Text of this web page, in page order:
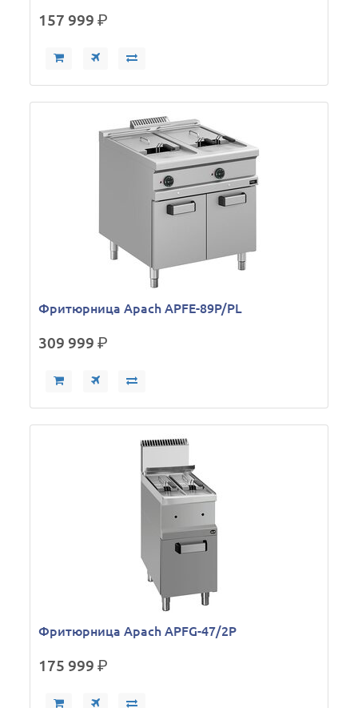
157 999р.
Фритюрница Apach APFE-89P/PL
309 999р.
Фритюрница Apach APFG-47/2P
175 999р.